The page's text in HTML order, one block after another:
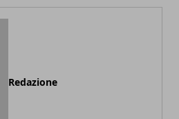
Redazione